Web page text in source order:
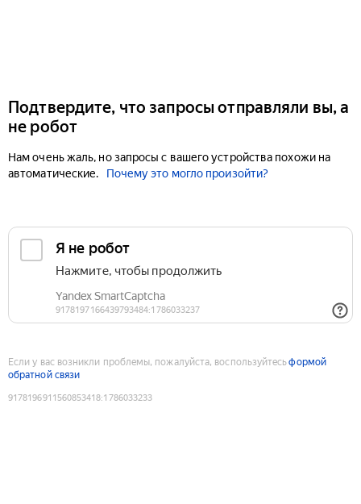
Подтвердите, что запросы отправляли вы, а
не робот
Нам очень жаль, но запросы с вашего устройства похожи на
автоматические.
Почему это могло произойти?
Если у вас возникли проблемы, пожалуйста, воспользуйтесьформой
обратной связи
9178196911560853418:1786033233